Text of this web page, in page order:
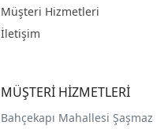
Müşteri Hizmetleri
İletişim
MÜŞTERİ HİZMETLERİ
Bahçekapı Mahallesi Şaşmaz